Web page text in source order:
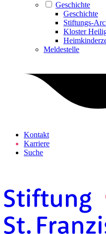
Geschichte
Geschichte
Stiftungs-
Kloster
Meldestelle
Kontakt
Karriere
Suche